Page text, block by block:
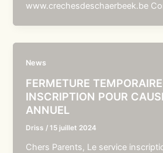
www.crechesdeschaerbeek.be
News
FERMETURE
INSCRIPTION POUR
ANNUEL
Driss /15 juillet 2024
Chers Parents, Le service